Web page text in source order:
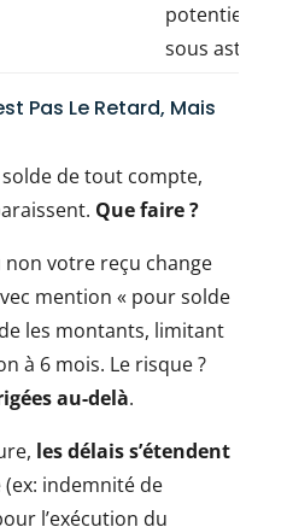
sous
Pas Le Retard, Mais
de tout compte,
Que faire ?
non votre reçu change
mention « pour solde
les montants, limitant
à 6 mois. Le risque ?
au-delà.
les délais s’étendent
indemnité de
l’exécution du